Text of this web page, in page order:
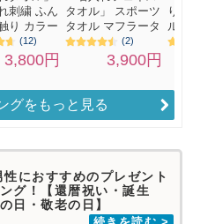
グをもっと見る
におすすめのプレゼント
グ！【還暦祝い・誕生
日・敬老の日】